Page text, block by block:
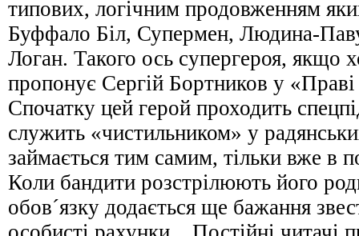
типових, логічним продовженням
Буффало Біл, Супермен, Людина-
Логан. Такого ось супергероя, якщо
пропонує Сергій Бортников у
Спочатку цей герой проходить
служить «чистильником» у
займається тим самим, тільки вже в
Коли бандити розстрілюють його
обов´язку додається ще бажання